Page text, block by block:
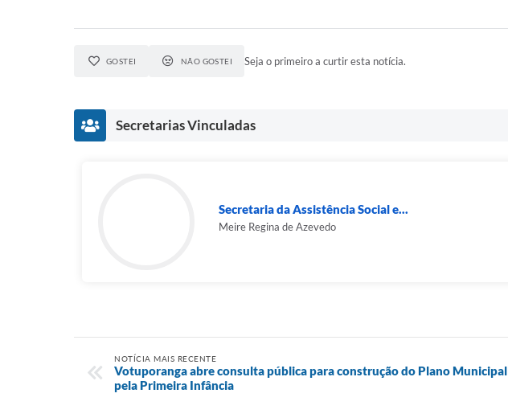
GOSTEI NÃO GOSTEI Seja o primeiro a curtir esta notícia.
Secretarias Vinculadas
Secretaria da Assistência Social e...
Meire Regina de Azevedo
NOTÍCIA MAIS RECENTE
Votuporanga abre consulta pública para construção do Plano Municipal
pela Primeira Infância